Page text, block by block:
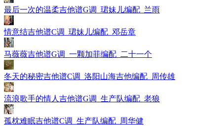
最后一次的温柔吉他谱G调_珺妹儿编配_兰雨
情意结吉他谱C调_珺妹儿编配_邓岳章
马薇薇吉他谱G调_一颗加菲编配_二十一个
冬天的秘密吉他谱C调_洛阳山海吉他编配_周传雄
流浪歌手的情人吉他谱G调_生产队编配_老狼
孤枕难眠吉他谱C调_生产队编配_周华健